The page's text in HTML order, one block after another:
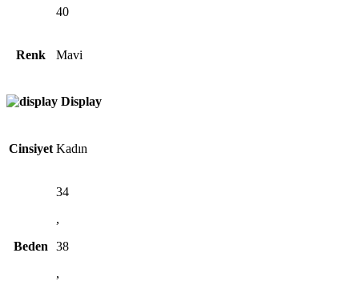
40
Renk Mavi
Display
Cinsiyet Kadın
Beden
34
,
38
,